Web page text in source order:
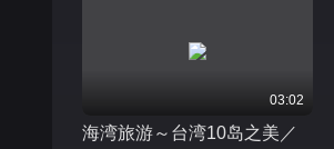
03:02
海湾旅游～台湾10岛之美／